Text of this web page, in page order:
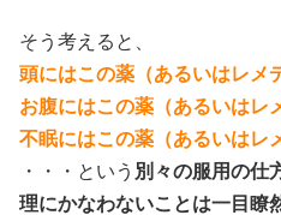
そう考えると、
頭にはこの薬（あるいはレメ
お腹にはこの薬（あるいはレ
不眠にはこの薬（あるいはレ
・・・という 別々の服用の仕
理にかなわないことは一目瞭